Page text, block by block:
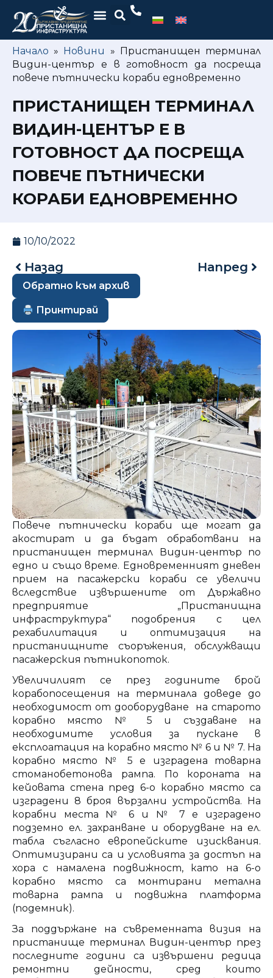
Начало » Новини » Пристанищен терминал
Видин-център е в готовност да посреща
повече пътнически кораби едновременно
ПРИСТАНИЩЕН ТЕРМИНАЛ
ВИДИН-ЦЕНТЪР Е В
ГОТОВНОСТ ДА ПОСРЕЩА
ПОВЕЧЕ ПЪТНИЧЕСКИ
КОРАБИ ЕДНОВРЕМЕННО
10/10/2022
Назад Напред
Обратно към архив
Принтирай
Повече пътнически кораби ще могат да
акостират и да бъдат обработвани на
пристанищен терминал Видин-център по
едно и също време. Едновременният дневен
прием на пасажерски кораби се увеличи
вследствие извършените от Държавно
предприятие „Пристанищна
инфраструктура“ подобрения с цел
рехабилитация и оптимизация на
пристанищните съоръжения, обслужващи
пасажерския пътникопоток.
Увеличилият се през годините брой
корабопосещения на терминала доведе до
необходимост от дооборудване на старото
корабно място № 5 и създаване на
необходимите условия за пускане в
експлоатация на корабно място № 6 и № 7. На
корабно място № 5 е изградена товарна
стоманобетонова рампа. По короната на
кейовата стена пред 6-о корабно място са
изградени 8 броя вързални устройства. На
корабни места № 6 и № 7 е изградено
подземно ел. захранване и оборудване на ел.
табла съгласно европейските изисквания.
Оптимизирани са и условията за достъп на
хора с намалена подвижност, като на 6-о
корабно място са монтирани метална
товарна рампа и подвижна платформа
(подемник).
За поддържане на съвременната визия на
пристанище терминал Видин-център през
последните години са извършени редица
ремонтни дейности, сред които